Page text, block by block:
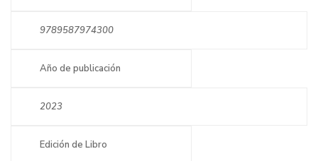
9789587974300
Año de publicación
2023
Edición de Libro